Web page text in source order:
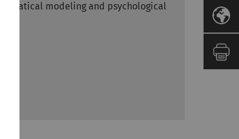
modeling and psychological